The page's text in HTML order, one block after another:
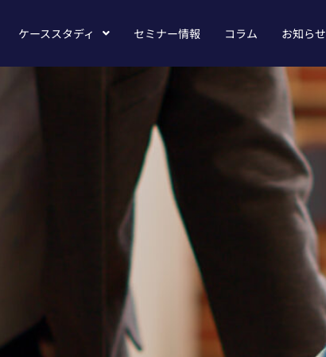
ケーススタディ セミナー情報 コラム お知らせ